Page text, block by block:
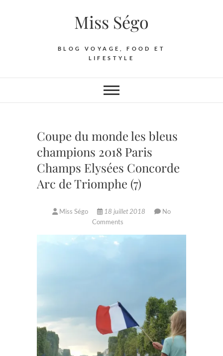
Miss Ségo
BLOG VOYAGE, FOOD ET
LIFESTYLE
Coupe du monde les bleus
champions 2018 Paris
Champs Elysées Concorde
Arc de Triomphe (7)
Miss Ségo 18 juillet 2018
No
Comments